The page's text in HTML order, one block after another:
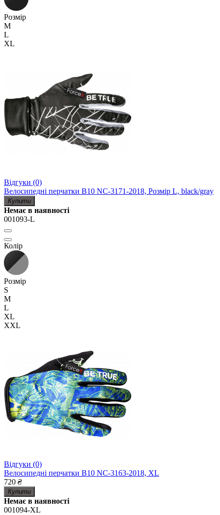
Розмір
M
L
XL
Відгуки (0)
Велосипедні перчатки B10 NC-3171-2018, Розмір L, black/gray
Купити
Немає в наявності
001093-L
Колір
Розмір
S
M
L
XL
XXL
Відгуки (0)
Велосипедні перчатки B10 NC-3163-2018, XL
720 ₴
Купити
Немає в наявності
001094-XL